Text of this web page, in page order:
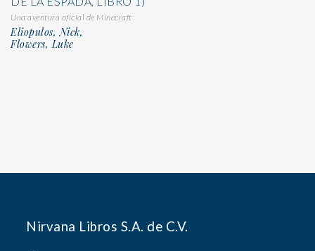
Una aventura oficial de Minecraft
Eliopulos, Nick,
Flowers, Luke
Nirvana Libros S.A. de C.V.